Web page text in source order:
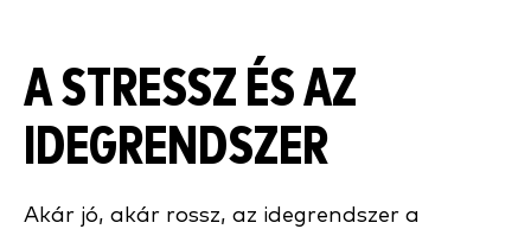
A STRESSZ ÉS AZ
IDEGRENDSZER
Akár jó, akár rossz, az idegrendszer a